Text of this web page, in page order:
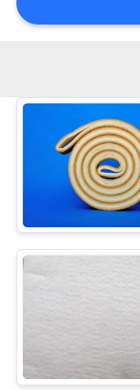
জন্য
PRIVACY
POLICY